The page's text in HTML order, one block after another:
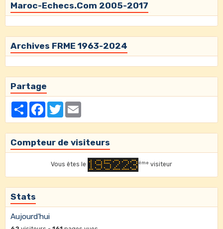
Maroc-Echecs.Com 2005-2017
Archives FRME 1963-2024
Partage
PartagerFacebookTwitter
Compteur de visiteurs
Vous êtes le ème visiteur
Stats
Aujourd'hui